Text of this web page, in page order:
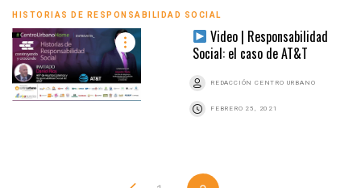
HISTORIAS DE RESPONSABILIDAD SOCIAL
Video | Responsabilidad
Social: el caso de AT&T
REDACCIÓN CENTRO URBANO
FEBRERO 25, 2021